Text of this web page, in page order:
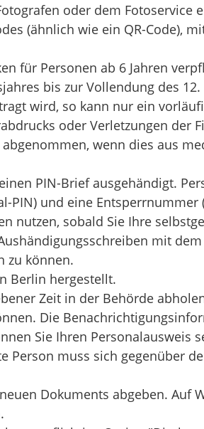
oder dem Fotoservice
(ähnlich wie ein QR-Code),
für Personen ab 6 Jahren
bis zur Vollendung des
wird, so kann nur ein
oder Verletzungen der
wenn dies aus
einen PIN-Brief ausgehändigt.
-PIN) und eine Entsperrnummer
nutzen, sobald Sie Ihre
mit
zu können.
Berlin hergestellt.
Zeit in der Behörde
Die
Sie Ihren Personalausweis
muss sich gegenüber
Dokuments abgeben. Auf